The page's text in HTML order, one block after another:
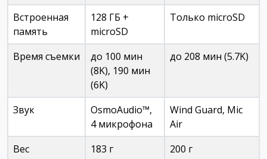
Встроенная
память
128 ГБ +
microSD
Только microSD
Время съемки
до 100 мин
(8K), 190 мин
(6K)
до 208 мин (5.7K)
Звук
OsmoAudio™,
4 микрофона
Wind Guard, Mic
Air
Вес
183 г 200 г